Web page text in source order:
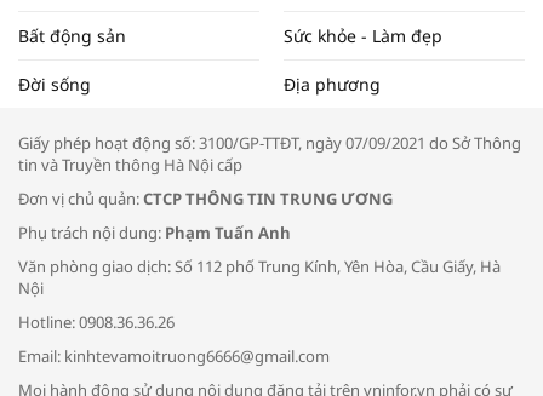
Tọa đàm “Xúc tiến thương mại: Khơi
Bác sĩ tư vấn cách phòng tránh bệnh
đường hô hấp trong thời tiết giao mùa
Bất động sản Sức khỏe - Làm đẹp
Đời sống Địa phương
Giấy phép hoạt động số: 3100/GP-TTĐT, ngày 07/09/2021 do Sở Thông
tin và Truyền thông Hà Nội cấp
Đơn vị chủ quản:CTCP THÔNG TIN TRUNG ƯƠNG
Phụ trách nội dung: Phạm Tuấn Anh
Văn phòng giao dịch: Số 112 phố Trung Kính, Yên Hòa, Cầu Giấy, Hà
Nội
Hotline: 0908.36.36.26
Email: kinhtevamoitruong6666@gmail.com
Mọi hành động sử dụng nội dung đăng tải trên vninfor.vn phải có sự